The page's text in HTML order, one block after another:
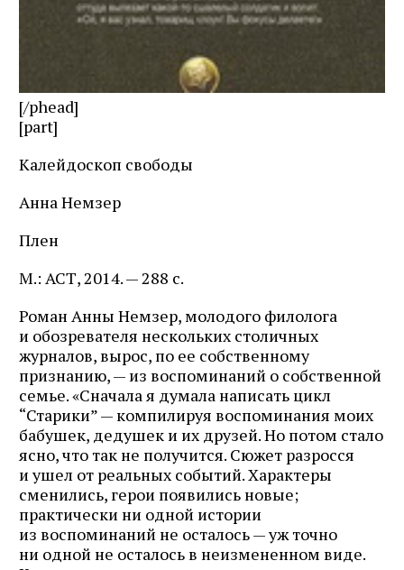
[/phead]
[part]
Калейдоскоп свободы
Анна Немзер
Плен
М.: АСТ, 2014. — 288 с.
Роман Анны Немзер, молодого филолога
и обозревателя нескольких столичных
журналов, вырос, по ее собственному
признанию, — из воспоминаний о собственной
семье. «Сначала я думала написать цикл
“Старики” — компилируя воспоминания моих
бабушек, дедушек и их друзей. Но потом стало
ясно, что так не получится. Сюжет разросся
и ушел от реальных событий. Характеры
сменились, герои появились новые;
практически ни одной истории
из воспоминаний не осталось — уж точно
ни одной не осталось в неизмененном виде.